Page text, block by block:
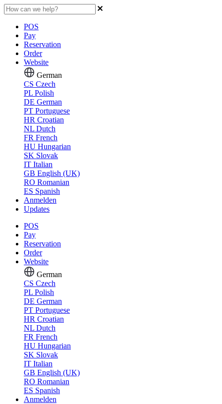
POS
Pay
Reservation
Order
Website
German
CS Czech
PL Polish
DE German
PT Portuguese
HR Croatian
NL Dutch
FR French
HU Hungarian
SK Slovak
IT Italian
GB English (UK)
RO Romanian
ES Spanish
Anmelden
Updates
POS
Pay
Reservation
Order
Website
German
CS Czech
PL Polish
DE German
PT Portuguese
HR Croatian
NL Dutch
FR French
HU Hungarian
SK Slovak
IT Italian
GB English (UK)
RO Romanian
ES Spanish
Anmelden